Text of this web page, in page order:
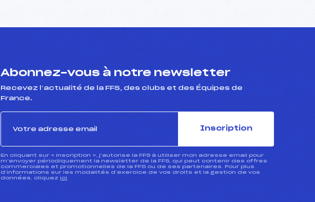
Abonnez-vous à notre newsletter
Recevez l’actualité de la FFS, des clubs et des Équipes de
France.
Inscription
En cliquant sur « inscription », j’autorise la FFS à utiliser mon adresse email pour
m’envoyer périodiquement la newsletter de la FFS, qui peut contenir des offres
commerciales et promotionnelles de la FFS ou de ses partenaires. Pour plus
d’informations sur les modalités d’exercice de vos droits et la gestion de vos
données, cliquez ici